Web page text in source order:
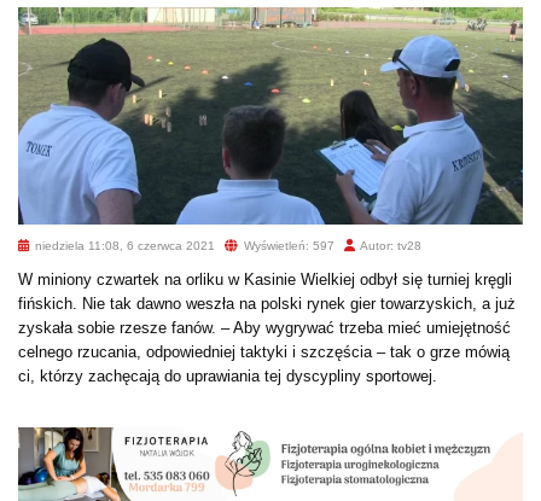
niedziela 11:08, 6 czerwca 2021 Wyświetleń: 597 Autor: tv28
W miniony czwartek na orliku w Kasinie Wielkiej odbył się turniej kręgli
fińskich. Nie tak dawno weszła na polski rynek gier towarzyskich, a już
zyskała sobie rzesze fanów. – Aby wygrywać trzeba mieć umiejętność
celnego rzucania, odpowiedniej taktyki i szczęścia – tak o grze mówią
ci, którzy zachęcają do uprawiania tej dyscypliny sportowej.